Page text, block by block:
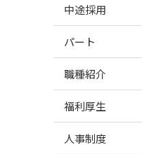
中途採用
パート
職種紹介
福利厚生
人事制度